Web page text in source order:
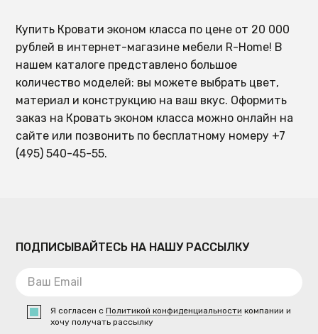
Купить Кровати эконом класса по цене от 20 000
рублей в интернет-магазине мебели R-Home! В
нашем каталоге представлено большое
количество моделей: вы можете выбрать цвет,
материал и конструкцию на ваш вкус. Оформить
заказ на Кровать эконом класса можно онлайн на
сайте или позвонить по бесплатному номеру +7
(495) 540-45-55.
ПОДПИСЫВАЙТЕСЬ НА НАШУ РАССЫЛКУ
Я согласен сПолитикой конфиденциальности компании и
хочу получать рассылку